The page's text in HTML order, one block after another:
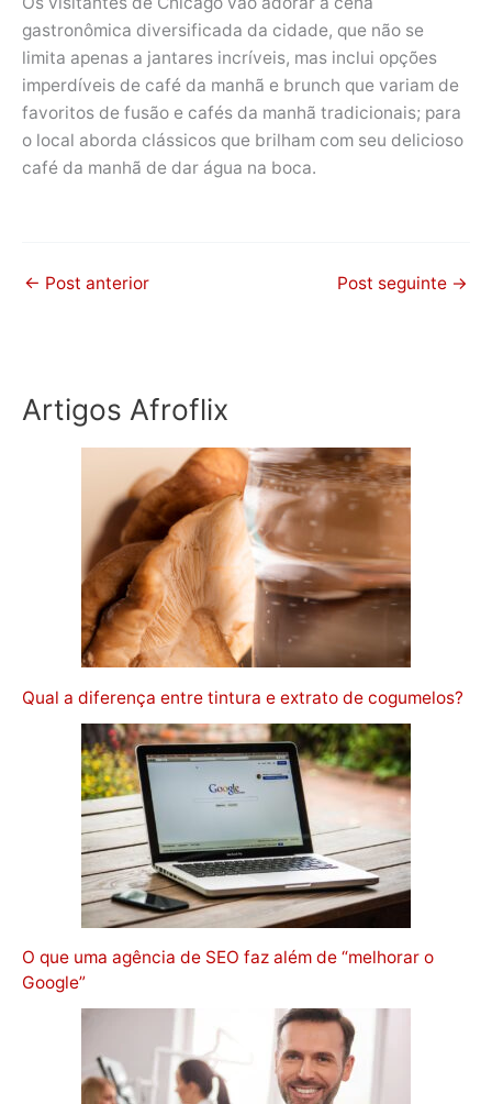
gastronômica diversificada da cidade, que não se
limita apenas a jantares incríveis, mas inclui opções
imperdíveis de café da manhã e brunch que variam de
favoritos de fusão e cafés da manhã tradicionais; para
o local aborda clássicos que brilham com seu delicioso
café da manhã de dar água na boca.
← Post anterior Post seguinte →
Artigos Afroflix
Qual a diferença entre tintura e extrato de cogumelos?
O que uma agência de SEO faz além de “melhorar o
Google”